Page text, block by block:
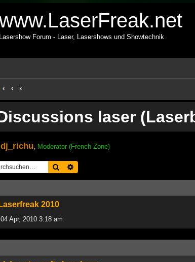
Lasershow Forum - Laser, Lasershows und Showtechnik
laser
dj_richu Moderator (French Zone)
Suche
2010
Apr, 2010 3:18 am